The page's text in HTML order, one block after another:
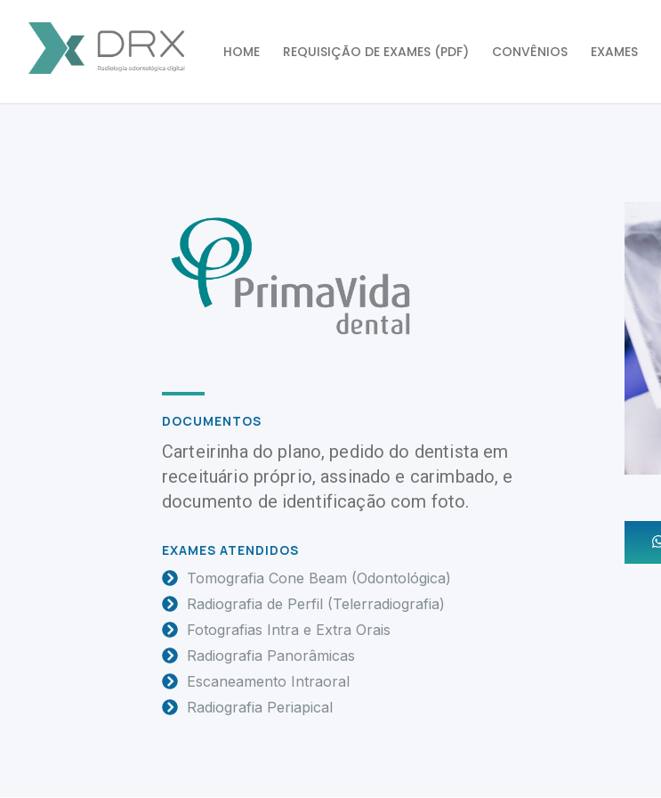
para
conteúdo
HOME REQUISIÇÃO DE EXAMES (PDF) CONVÊNIOS EXAMES
DOCUMENTOS
Carteirinha do plano, pedido do dentista em
receituário próprio, assinado e carimbado, e
documento de identificação com foto.
EXAMES ATENDIDOS
Tomografia Cone Beam (Odontológica)
Radiografia de Perfil (Telerradiografia)
Fotografias Intra e Extra Orais
Radiografia Panorâmicas
Escaneamento Intraoral
Radiografia Periapical